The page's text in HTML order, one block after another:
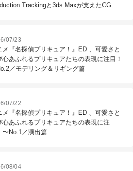
Trackingと3ds Maxが支えたCG制
07/23
メ『名探偵プリキュア！』ED 、可愛さと
心あふれるプリキュアたちの表現に注目！
／モデリング＆リギング篇
07/22
メ『名探偵プリキュア！』ED 、可愛さと
心あふれるプリキュアたちの表現に注
〜No.1／演出篇
08/04